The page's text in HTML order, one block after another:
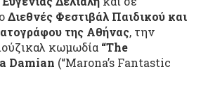
Διεθνές Φεστιβάλ Παιδικού και
της Αθήνας, την
κωμωδία “The
Damian (“Marona’s Fantastic